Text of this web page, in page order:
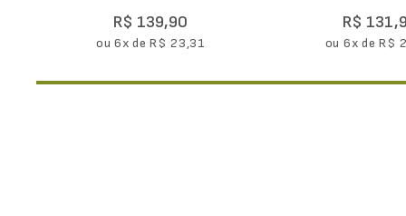
R$ 139,90
ou6x deR$ 23,31
R$ 131,
ou 6x deR$